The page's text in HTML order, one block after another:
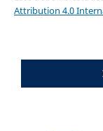
Attribution 4.0